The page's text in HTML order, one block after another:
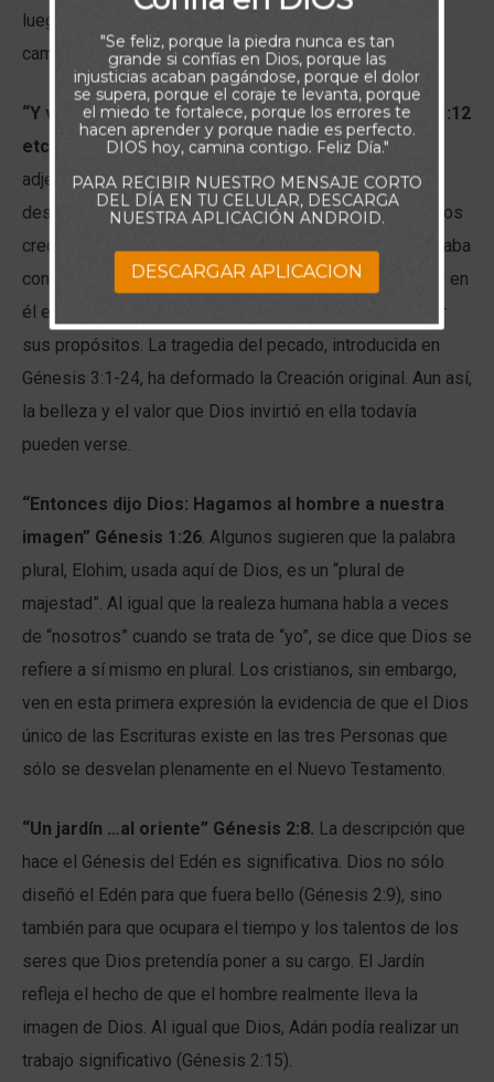
luego siendo sus hijos brindarle toda la honra y gloria
caminando en sus estatutos.
“Y vio Dios que era bueno” Génesis 1:10, Génesis 1:12
etc.
La palabra hebrea utilizada aquí para enunciar el
adjetivo bueno, tiene una amplia gama de significados,
desde atractivo y agradable hasta beneficioso y útil. Dios
creó nuestro universo con un propósito. Tal y como estaba
constituido originalmente, el universo y todo lo que hay en
él eran idóneos para mostrar la gloria de Dios y cumplir
sus propósitos. La tragedia del pecado, introducida en
Génesis 3:1-24, ha deformado la Creación original. Aun así,
la belleza y el valor que Dios invirtió en ella todavía
pueden verse.
“Entonces dijo Dios: Hagamos al hombre a nuestra
imagen” Génesis 1:26. Algunos sugieren que la palabra
plural, Elohim, usada aquí de Dios, es un “plural de
majestad”. Al igual que la realeza humana habla a veces
de “nosotros” cuando se trata de “yo”, se dice que Dios se
refiere a sí mismo en plural. Los cristianos, sin embargo,
ven en esta primera expresión la evidencia de que el Dios
único de las Escrituras existe en las tres Personas que
sólo se desvelan plenamente en el Nuevo Testamento.
“Un jardín …al oriente” Génesis 2:8. La descripción que
hace el Génesis del Edén es significativa. Dios no sólo
diseñó el Edén para que fuera bello (Génesis 2:9), sino
también para que ocupara el tiempo y los talentos de los
seres que Dios pretendía poner a su cargo. El Jardín
refleja el hecho de que el hombre realmente lleva la
imagen de Dios. Al igual que Dios, Adán podía realizar un
trabajo significativo (Génesis 2:15).
"Se feliz, porque la piedra nunca es tan
grande si confías en Dios, porque las
injusticias acaban pagándose, porque el dolor
se supera, porque el coraje te levanta, porque
el miedo te fortalece, porque los errores te
hacen aprender y porque nadie es perfecto.
DIOS hoy, camina contigo. Feliz Día."
PARA RECIBIR NUESTRO MENSAJE CORTO
DEL DÍA EN TU CELULAR, DESCARGA
NUESTRA APLICACIÓN ANDROID.
DESCARGAR APLICACION